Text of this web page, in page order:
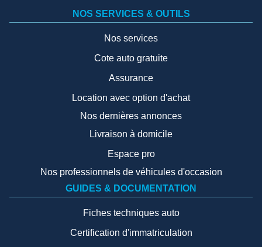
NOS SERVICES & OUTILS
Nos services
Cote auto gratuite
Assurance
Location avec option d'achat
Nos dernières annonces
Livraison à domicile
Espace pro
Nos professionnels de véhicules d'occasion
GUIDES & DOCUMENTATION
Fiches techniques auto
Certification d'immatriculation